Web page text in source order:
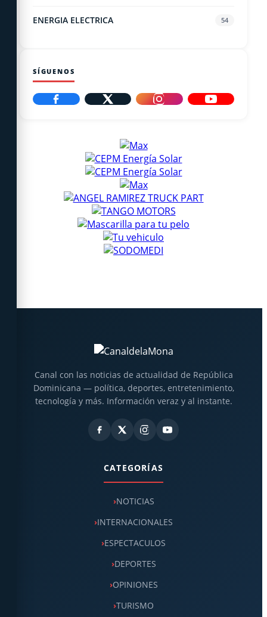
ENERGIA ELECTRICA 54
SÍGUENOS
Canal con las noticias de actualidad de República
Dominicana — política, deportes, entretenimiento,
tecnología y más. Información veraz y al instante.
CATEGORÍAS
NOTICIAS
INTERNACIONALES
ESPECTACULOS
DEPORTES
OPINIONES
TURISMO